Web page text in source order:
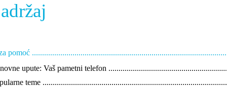
pomoć
upute: Vaš pametni telefon
teme